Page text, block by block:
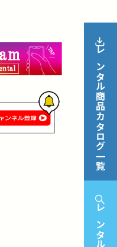
レンタル商品カタログ一覧